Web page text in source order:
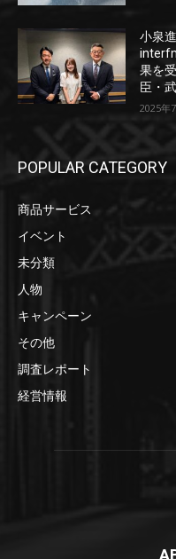
小泉
果を
臣・
2025年
POPULAR CATEGORY
商品サービス
イベント
未分類
人物
キャンペーン
その他
調査レポート
経営情報